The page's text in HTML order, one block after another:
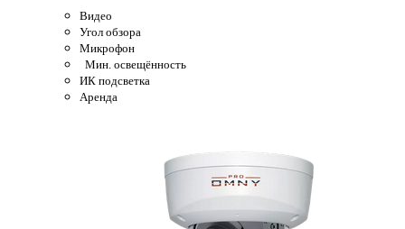
Видео
Угол обзора
Микрофон
Мин. освещённость
ИК подсветка
Аренда